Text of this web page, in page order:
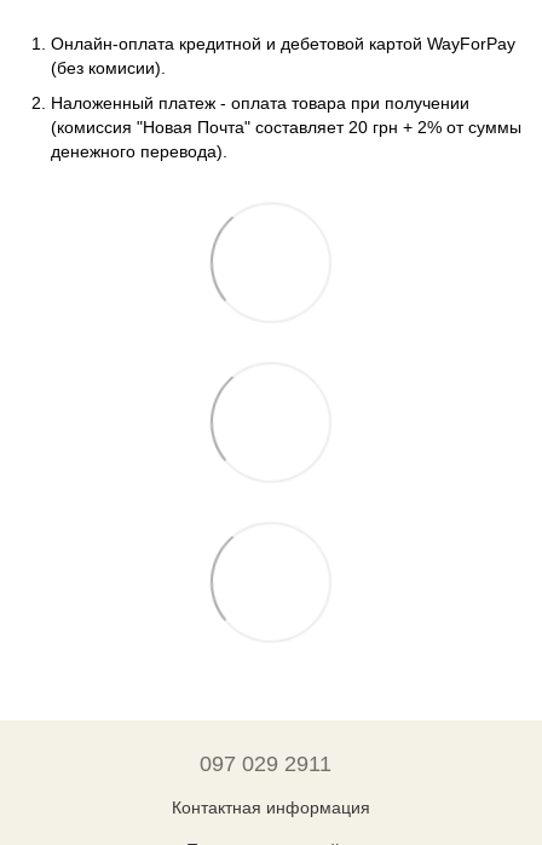
Онлайн-оплата кредитной и дебетовой картой WayForPay
(без комисии).
Наложенный платеж - оплата товара при получении
(комиссия "Новая Почта" составляет 20 грн + 2% от суммы
денежного перевода).
097 029 2911
Контактная информация